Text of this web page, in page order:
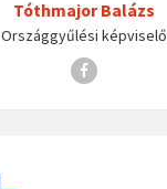
Tóthmajor Balázs
Országgyűlési képviselő
Facebook